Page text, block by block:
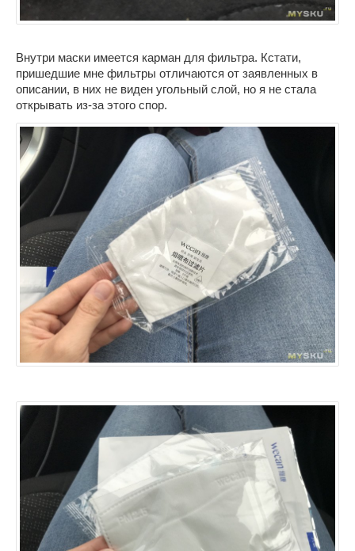
Внутри маски имеется карман для фильтра. Кстати,
пришедшие мне фильтры отличаются от заявленных в
описании, в них не виден угольный слой, но я не стала
открывать из-за этого спор.